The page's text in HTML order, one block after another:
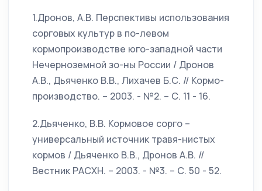
1.Дронов, А.В. Перспективы использования
сорговых культур в по-левом
кормопроизводстве юго-западной части
Нечерноземной зо-ны России / Дронов
А.В., Дьяченко В.В., Лихачев Б.С. // Кормо-
производство. – 2003. - №2. – С. 11 - 16.
2.Дьяченко, В.В. Кормовое сорго –
универсальный источник травя-нистых
кормов / Дьяченко В.В., Дронов А.В. //
Вестник РАСХН. – 2003. - №3. – С. 50 - 52.